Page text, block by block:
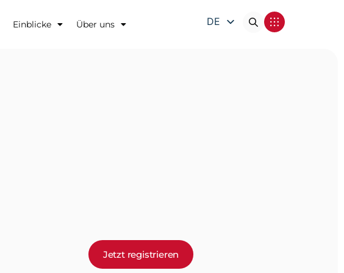
Einblicke Über uns
DE
Jetzt registrieren